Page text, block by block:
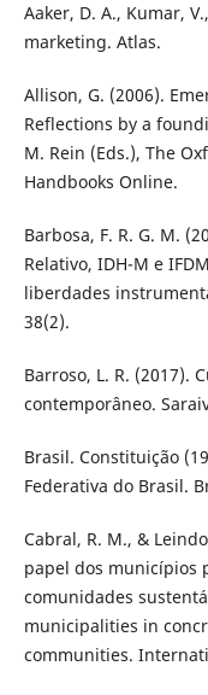
Aaker, D. A., Kumar,
marketing. Atlas.
Allison, G. (2006).
Reflections by a
M. Rein (Eds.), The
Handbooks Online.
Barbosa, F. R. G. M.
Relativo, IDH-M e
liberdades
38(2).
Barroso, L. R. (2017).
contemporâneo.
Brasil. Constituição
Federativa do Brasil.
Cabral, R. M., &
papel dos municípios
comunidades
municipalities in
communities.